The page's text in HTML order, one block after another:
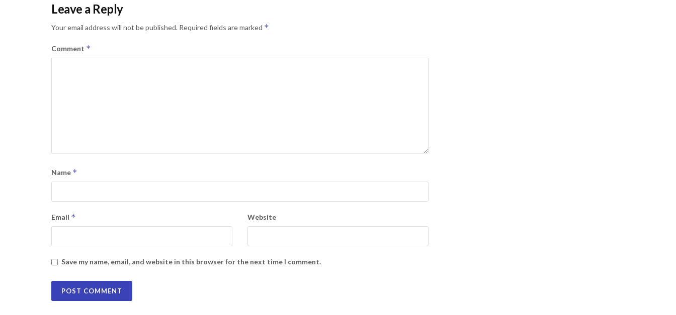
Leave a Reply
Your email address will not be published. Required fields are marked *
Comment *
Name *
Email * Website
Save my name, email, and website in this browser for the next time I comment.